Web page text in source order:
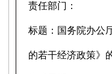
责任部门：
标题： 国务院办公
的若干经济政策》